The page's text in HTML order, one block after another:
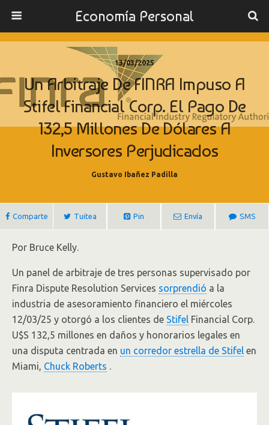
Economía Personal
13/03/2025
Un Arbitraje De FINRA Impuso A
Stifel Financial Corp. El Pago De
132,5 Millones De Dólares A
Inversores Perjudicados
Gustavo Ibañez Padilla
Comparte Tuitea Pin Envía SMS
Por Bruce Kelly.
Un panel de arbitraje de tres personas supervisado por
Finra Dispute Resolution Services sorprendió a la
industria de asesoramiento financiero el miércoles
12/03/25 y otorgó a los clientes de Stifel Financial Corp.
U$S 132,5 millones en daños y honorarios legales en
una disputa centrada en un corredor estrella de Stifel en
Miami, Chuck Roberts .